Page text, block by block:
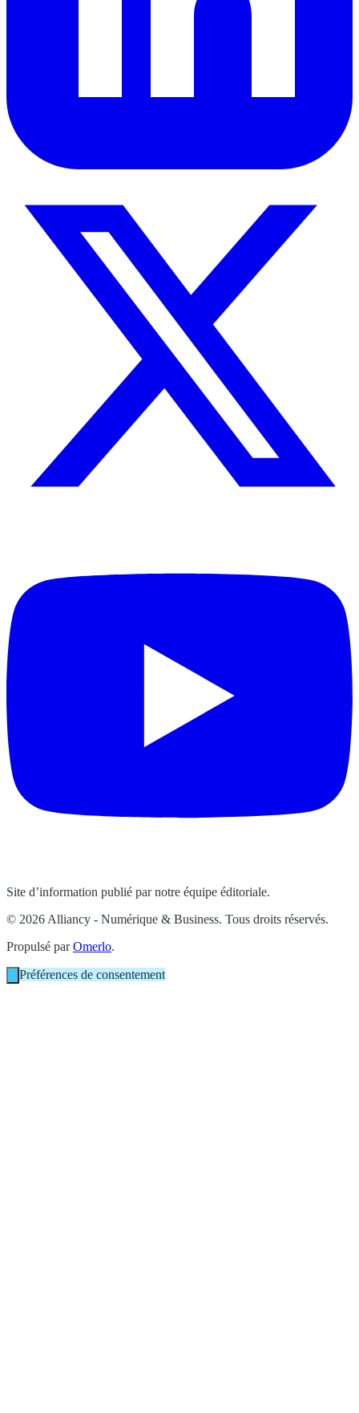
Site d’information publié par notre équipe éditoriale.
© 2026 Alliancy - Numérique & Business. Tous droits réservés.
Propulsé parOmerlo.
Préférences de consentement